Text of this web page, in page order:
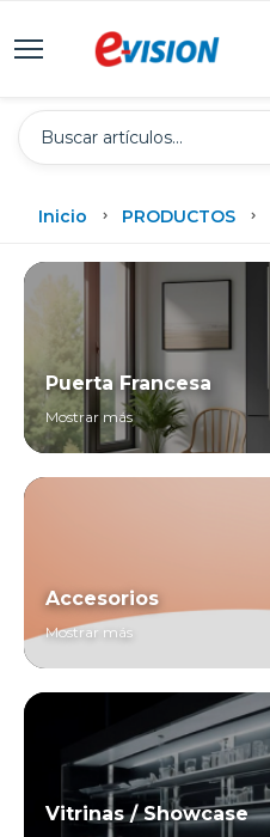
Inicio PRODUCTOS
Puerta Francesa
Mostrar más
Accesorios
Mostrar más
Vitrinas / Showcase